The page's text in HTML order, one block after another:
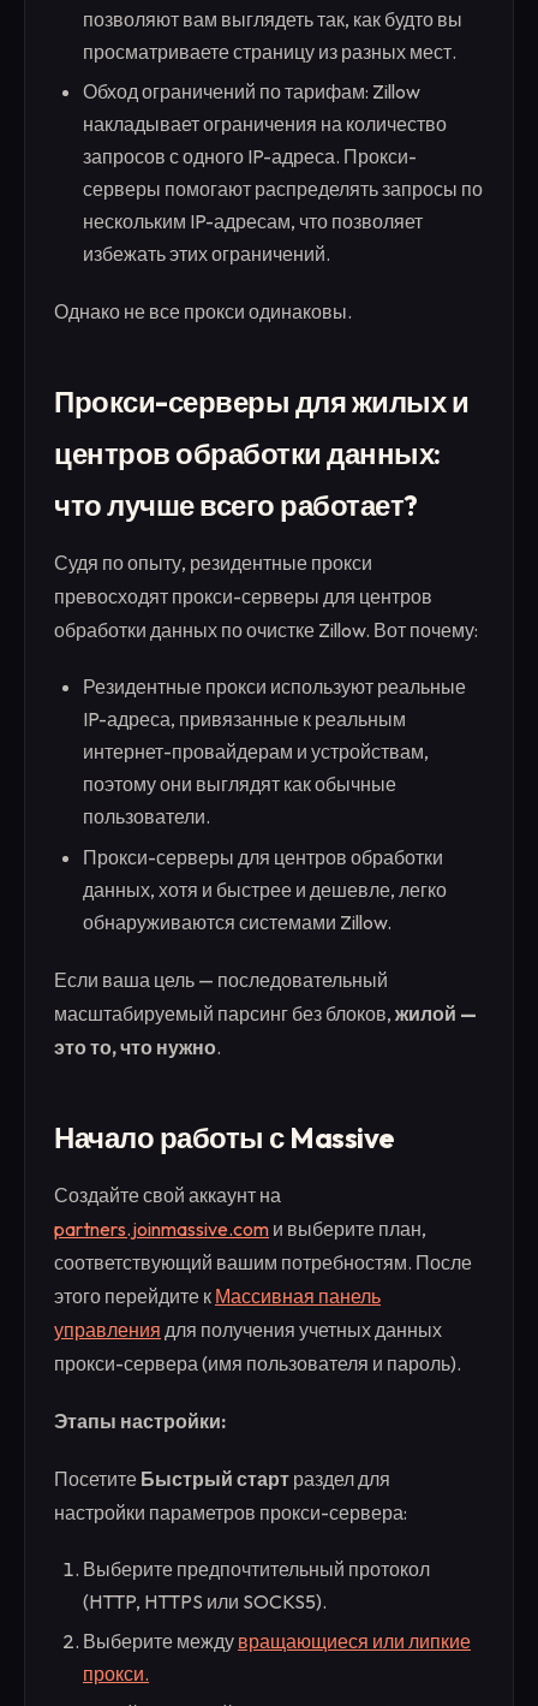
позволяют вам выглядеть так, как будто вы
просматриваете страницу из разных мест.
Обход ограничений по тарифам: Zillow
накладывает ограничения на количество
запросов с одного IP-адреса. Прокси-
серверы помогают распределять запросы по
нескольким IP-адресам, что позволяет
избежать этих ограничений.
Однако не все прокси одинаковы.
Прокси-серверы для жилых и
центров обработки данных:
что лучше всего работает?
Судя по опыту, резидентные прокси
превосходят прокси-серверы для центров
обработки данных по очистке Zillow. Вот почему:
Резидентные прокси используют реальные
IP-адреса, привязанные к реальным
интернет-провайдерам и устройствам,
поэтому они выглядят как обычные
пользователи.
Прокси-серверы для центров обработки
данных, хотя и быстрее и дешевле, легко
обнаруживаются системами Zillow.
Если ваша цель — последовательный
масштабируемый парсинг без блоков, жилой —
это то, что нужно.
Начало работы с Massive
Создайте свой аккаунт на
partners.joinmassive.com и выберите план,
соответствующий вашим потребностям. После
этого перейдите к Массивная панель
управления для получения учетных данных
прокси-сервера (имя пользователя и пароль).
Этапы настройки:
Посетите Быстрый старт раздел для
настройки параметров прокси-сервера:
Выберите предпочтительный протокол
(HTTP, HTTPS или SOCKS5).
Выберите между вращающиеся или липкие
прокси.